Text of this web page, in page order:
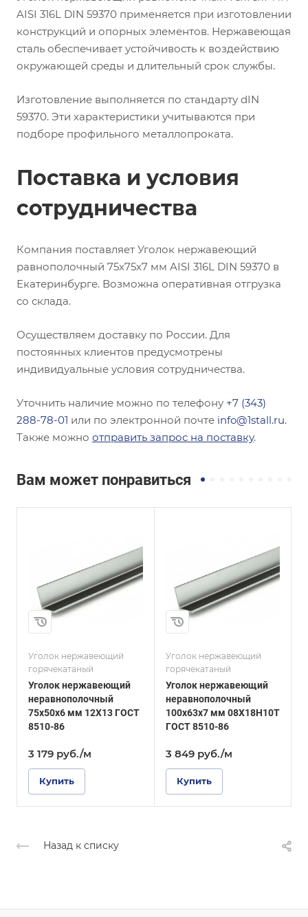
AISI 316L DIN 59370 применяется при изготовлении
конструкций и опорных элементов. Нержавеющая
сталь обеспечивает устойчивость к воздействию
окружающей среды и длительный срок службы.
Изготовление выполняется по стандарту dIN
59370. Эти характеристики учитываются при
подборе профильного металлопроката.
Поставка и условия
сотрудничества
Компания поставляет Уголок нержавеющий
равнополочный 75х75х7 мм AISI 316L DIN 59370 в
Екатеринбурге. Возможна оперативная отгрузка
со склада.
Осуществляем доставку по России. Для
постоянных клиентов предусмотрены
индивидуальные условия сотрудничества.
Уточнить наличие можно по телефону +7 (343)
288-78-01 или по электронной почте info@1stall.ru.
Также можно отправить запрос на поставку.
Вам может понравиться
Уголок нержавеющий
горячекатаный
Уголок нержавеющий
неравнополочный
75х50х6 мм 12Х13 ГОСТ
8510-86
3 179 руб./м
Купить
Неравнополочны
Высота, мм
63
Толщина, мм
08Х18Н10Т
ГОСТ, ТУ
ГОСТ 8510-86
Поверхность
Матовая
Уголок нержавеющий
горячекатаный
Уголок нержавеющий
неравнополочный
100х63х7 мм 08Х18Н10Т
ГОСТ 8510-86
3 849 руб./м
Купить
Равнополочный
Высота, мм
15
Толщина, мм
3
ГОСТ, ТУ
ГОСТ 8509-93
Поверхность
Полированная
Назад к списку